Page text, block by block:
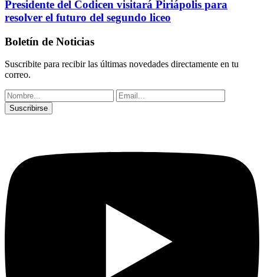
Presidente del Codicen visitará Piriápolis para
resolver el futuro del segundo liceo
Boletín de Noticias
Suscribite para recibir las últimas novedades directamente en tu
correo.
Suscribirse